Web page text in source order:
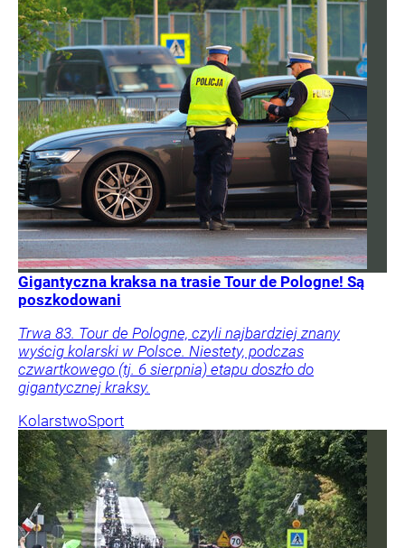
Gigantyczna kraksa na trasie Tour de Pologne! Są
poszkodowani
Trwa 83. Tour de Pologne, czyli najbardziej znany
wyścig kolarski w Polsce. Niestety, podczas
czwartkowego (tj. 6 sierpnia) etapu doszło do
gigantycznej kraksy.
KolarstwoSport